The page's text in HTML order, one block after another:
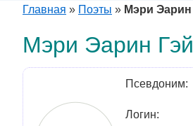
Главная » Поэты » Мэри
Мэри Эарин
Псевдоним:
Логин: